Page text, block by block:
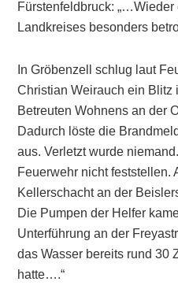
Fürstenfeldbruck:
Landkreises besonders
In Gröbenzell schlug laut
Christian Weirauch ein Blitz
Betreuten Wohnens an der
Dadurch löste die
aus. Verletzt wurde
Feuerwehr nicht feststellen.
Kellerschacht an der
Die Pumpen der Helfer
Unterführung an der
das Wasser bereits rund 30
hatte….“